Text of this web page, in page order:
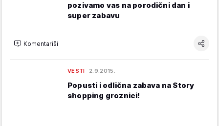
pozivamo vas na porodični dan i
super zabavu
Komentariši
VESTI 2.9.2015.
Popusti i odlična zabava na Story
shopping groznici!